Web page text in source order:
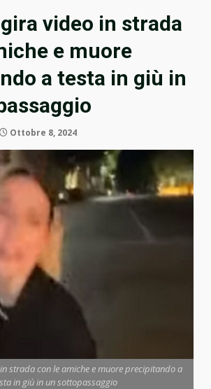
video in strada
e muore
a testa in giù in
Ottobre 8, 2024
strada con le amiche e muore precipitando a
in giù in un sottopassaggio